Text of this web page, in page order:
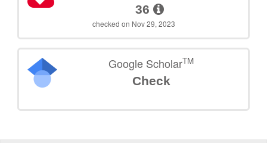
36
checked on Nov 29, 2023
Google ScholarTM
Check